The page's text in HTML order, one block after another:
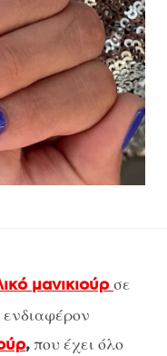
μανικιούρ σε
,που έχει όλο